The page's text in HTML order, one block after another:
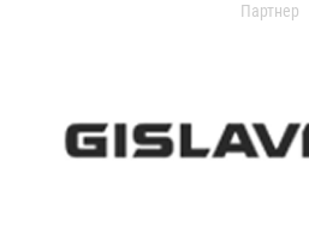
Партнер